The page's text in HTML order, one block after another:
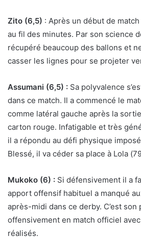
Zito (6,5) : Après un début de
au fil des minutes. Par son science
récupéré beaucoup des ballons et
casser les lignes pour se projeter
Assumani (6,5) : Sa polyvalence
dans ce match. Il a commencé le
comme latéral gauche après la
carton rouge. Infatigable et très
il a répondu au défi physique
Blessé, il va céder sa place à Lola
Mukoko (6) : Si défensivement il a
apport offensif habituel a manqué
après-midi dans ce derby. C’est son
offensivement en match officiel
réalisés.